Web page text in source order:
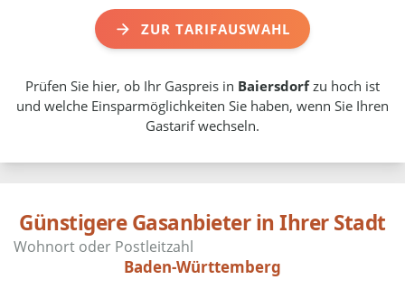
ZUR TARIFAUSWAHL
Prüfen Sie hier, ob Ihr Gaspreis in Baiersdorfzu hoch ist
und welche Einsparmöglichkeiten Sie haben, wenn Sie Ihren
Gastarif wechseln.
Günstigere Gasanbieter in Ihrer Stadt
Baden-Württemberg